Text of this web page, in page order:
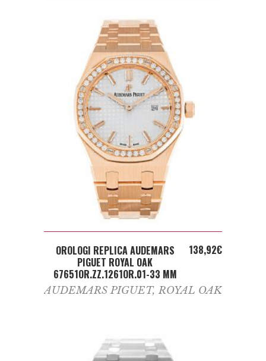
ADD TO CART
OROLOGI REPLICA AUDEMARS
PIGUET ROYAL OAK
67651OR.ZZ.1261OR.01-33 MM
138,92€
AUDEMARS PIGUET, ROYAL OAK